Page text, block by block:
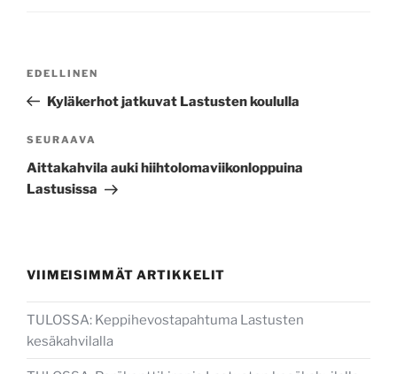
Edellinen
artikkeli
EDELLINEN
Kyläkerhot jatkuvat Lastusten koululla
Seuraava
artikkeli
SEURAAVA
Aittakahvila auki hiihtolomaviikonloppuina
Lastusissa
VIIMEISIMMÄT ARTIKKELIT
TULOSSA: Keppihevostapahtuma Lastusten
kesäkahvilalla